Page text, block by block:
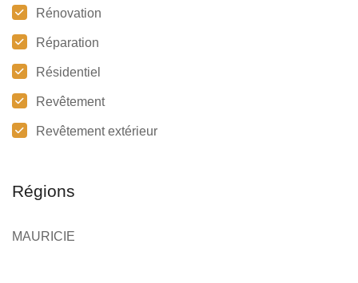
Rénovation
Réparation
Résidentiel
Revêtement
Revêtement extérieur
Régions
MAURICIE